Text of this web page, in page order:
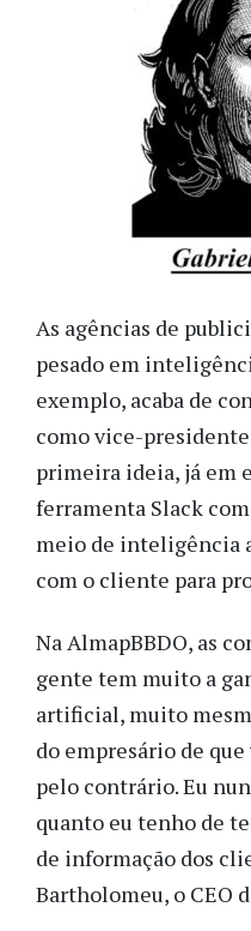
As agências de
pesado em
exemplo, acaba de
como vice-
primeira ideia, já em
ferramenta Slack
meio de inteligência
com o cliente para
Na AlmapBBDO, as
gente tem muito a
artificial, muito
do empresário de
pelo contrário. Eu
quanto eu tenho de
de informação dos
Bartholomeu, o CEO